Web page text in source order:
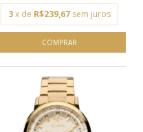
3 x de R$239,67 sem juros